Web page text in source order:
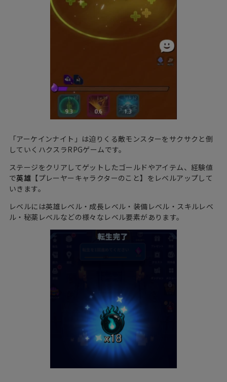
「アーケインナイト」は迫りくる敵モンスターをサクサクと倒
していくハクスラRPGゲームです。
ステージをクリアしてゲットしたゴールドやアイテム、経験値
で英雄 【プレーヤーキャラクターのこと】をレベルアップして
いきます。
レベルには英雄レベル・成長レベル・装備レベル・スキルレベ
ル・秘薬レベルなどの様々なレベル要素があります。